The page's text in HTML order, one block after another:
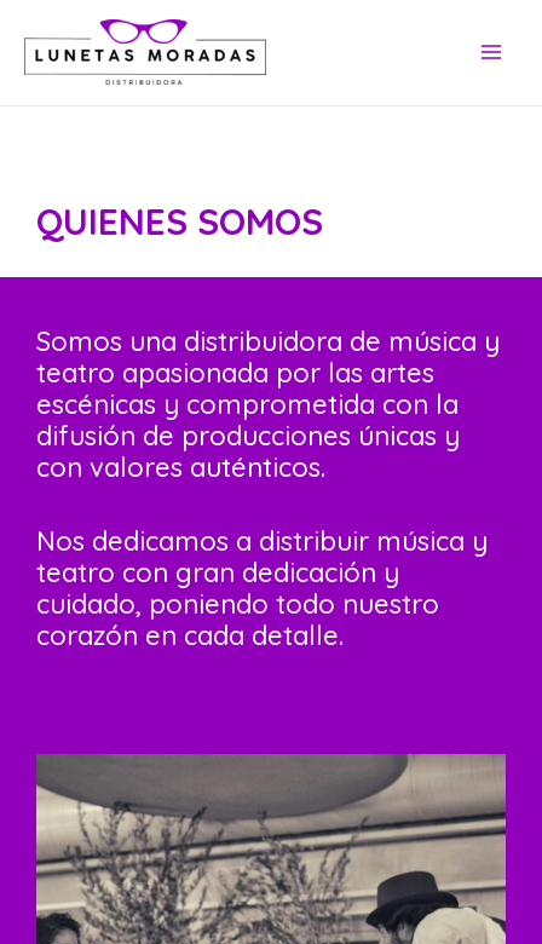
contenido
QUIENES SOMOS
Somos una distribuidora de música y
teatro apasionada por las artes
escénicas y comprometida con la
difusión de producciones únicas y
con valores auténticos.
Nos dedicamos a distribuir música y
teatro con gran dedicación y
cuidado, poniendo todo nuestro
corazón en cada detalle.